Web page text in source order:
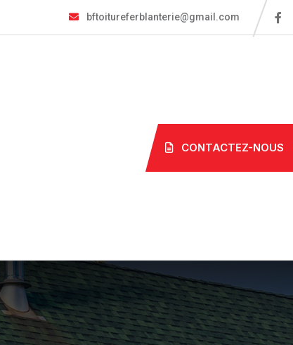
bftoitureferblanterie@gmail.com
CONTACTEZ-NOUS